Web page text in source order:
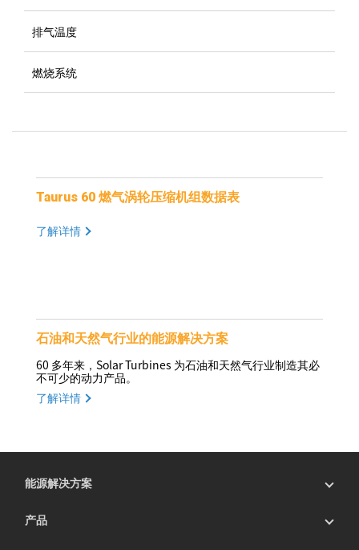
排气温度
燃烧系统
Taurus 60 燃气涡轮压缩机组数据表
了解详情
石油和天然气行业的能源解决方案
60 多年来，Solar Turbines 为石油和天然气行业制造其必
不可少的动力产品。
了解详情
能源解决方案
产品